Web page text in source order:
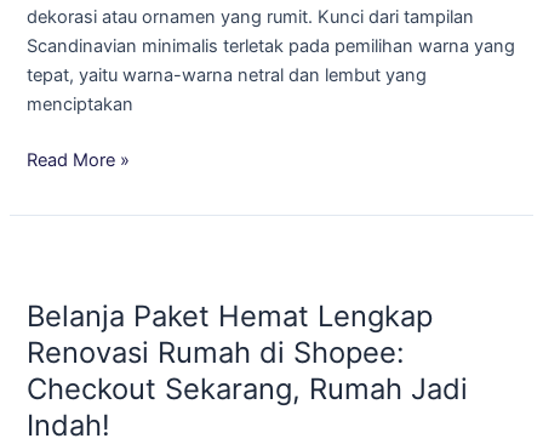
dekorasi atau ornamen yang rumit. Kunci dari tampilan
Scandinavian minimalis terletak pada pemilihan warna yang
tepat, yaitu warna-warna netral dan lembut yang
menciptakan
Read More »
Belanja Paket Hemat Lengkap
Renovasi Rumah di Shopee:
Checkout Sekarang, Rumah Jadi
Indah!
Hemat
Lengkap
Renovasi
Rumah
di